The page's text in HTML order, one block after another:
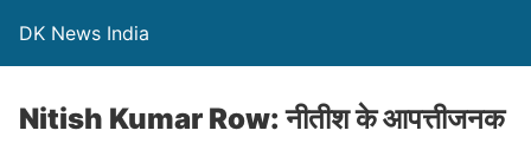
DK News India
Nitish Kumar Row: नीतीश के आपत्तीजनक